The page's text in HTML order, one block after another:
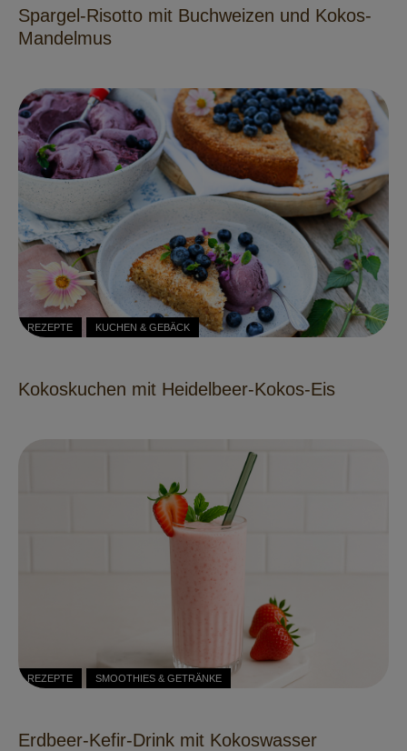
Spargel-Risotto mit Buchweizen und Kokos-
Mandelmus
REZEPTE KUCHEN & GEBÄCK
Kokoskuchen mit Heidelbeer-Kokos-Eis
REZEPTE SMOOTHIES & GETRÄNKE
Erdbeer-Kefir-Drink mit Kokoswasser